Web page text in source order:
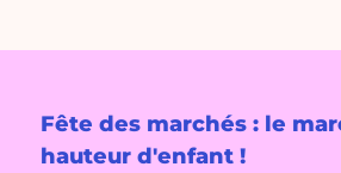
Fête des marchés : le
hauteur d'enfant !